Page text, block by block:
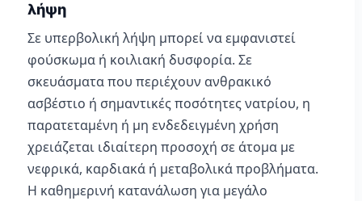
λήψη
Σε υπερβολική λήψη μπορεί να εμφανιστεί
φούσκωμα ή κοιλιακή δυσφορία. Σε
σκευάσματα που περιέχουν ανθρακικό
ασβέστιο ή σημαντικές ποσότητες νατρίου, η
παρατεταμένη ή μη ενδεδειγμένη χρήση
χρειάζεται ιδιαίτερη προσοχή σε άτομα με
νεφρικά, καρδιακά ή μεταβολικά προβλήματα.
Η καθημερινή κατανάλωση για μεγάλο